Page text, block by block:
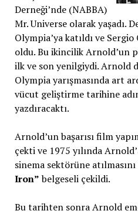
Derneği’nde (NABBA)
Mr. Universe olarak yaşadı.
Olympia’ya katıldı ve
oldu. Bu ikincilik Arnold’un
ilk ve son yenilgiydi. Arnold
Olympia yarışmasında art
vücut geliştirme tarihine
yazdıracaktı.
Arnold’un başarısı film
çekti ve 1975 yılında
sinema sektörüne
Iron”belgeseli çekildi.
Bu tarihten sonra Arnold